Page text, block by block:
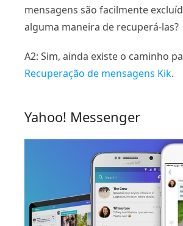
mensagens são facilmente
alguma maneira de recuperá-las?
A2: Sim, ainda existe o caminho
Recuperação de mensagens Kik.
Yahoo! Messenger